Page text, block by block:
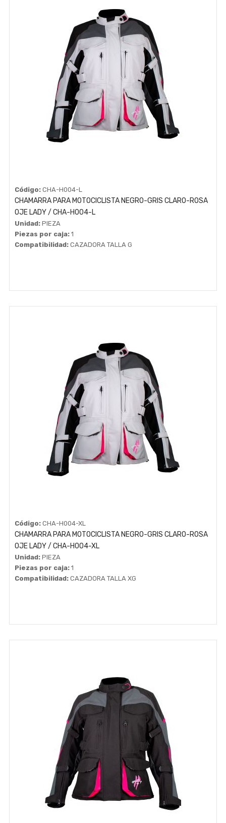
Código:CHA-H004-L
CHAMARRA PARA MOTOCICLISTA NEGRO-GRIS CLARO-ROSA
OJE LADY / CHA-H004-L
Unidad: PIEZA
Piezas por caja: 1
Compatibilidad: CAZADORA TALLA G
Código:CHA-H004-XL
CHAMARRA PARA MOTOCICLISTA NEGRO-GRIS CLARO-ROSA
OJE LADY / CHA-H004-XL
Unidad: PIEZA
Piezas por caja: 1
Compatibilidad: CAZADORA TALLA XG